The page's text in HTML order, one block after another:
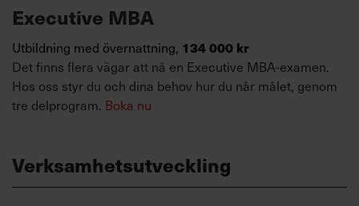
Executive MBA
Utbildning med övernattning, 134 000 kr
Det finns flera vägar att nå en Executive MBA-examen.
Hos oss styr du och dina behov hur du når målet, genom
tre delprogram. Boka nu
Verksamhetsutveckling